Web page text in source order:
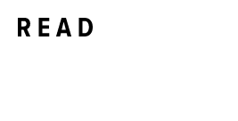
Inhalt